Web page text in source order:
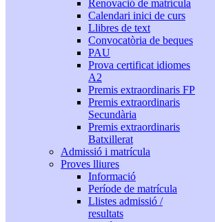
Renovació de matrícula
Calendari inici de curs
Llibres de text
Convocatòria de beques
PAU
Prova certificat idiomes
A2
Premis extraordinaris FP
Premis extraordinaris
Secundària
Premis extraordinaris
Batxillerat
Admissió i matrícula
Proves lliures
Informació
Període de matrícula
Llistes admissió /
resultats